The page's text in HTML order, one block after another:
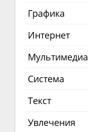
Графика
Интернет
Мультимедиа
Система
Текст
Увлечения